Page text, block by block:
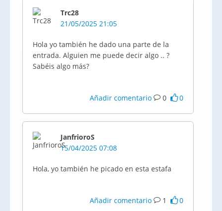
Trc28
21/05/2025 21:05
Hola yo también he dado una parte de la
entrada. Alguien me puede decir algo .. ?
Sabéis algo más?
Añadir comentario 0 0
JanfrioroS
15/04/2025 07:08
Hola, yo también he picado en esta estafa
Añadir comentario 1 0